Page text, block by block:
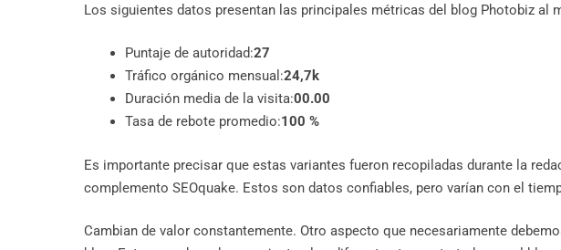
Los siguientes datos presentan las principales métricas del blog Photobiz al
Puntaje de autoridad:27
Tráfico orgánico mensual:24,7k
Duración media de la visita:00.00
Tasa de rebote promedio:100 %
Es importante precisar que estas variantes fueron recopiladas durante la
complemento SEOquake. Estos son datos confiables, pero varían con el
Cambian de valor constantemente. Otro aspecto que necesariamente